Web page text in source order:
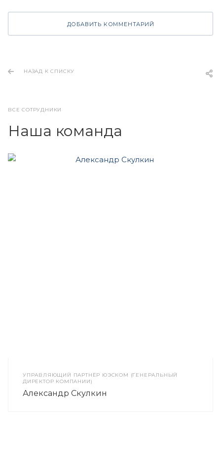
ДОБАВИТЬ КОММЕНТАРИЙ
НАЗАД К СПИСКУ
ВСЕ СОТРУДНИКИ
Наша команда
УПРАВЛЯЮЩИЙ ПАРТНЁР ЮЭСКОМ (ГЕНЕРАЛЬНЫЙ
ДИРЕКТОР КОМПАНИИ)
Александр Скулкин